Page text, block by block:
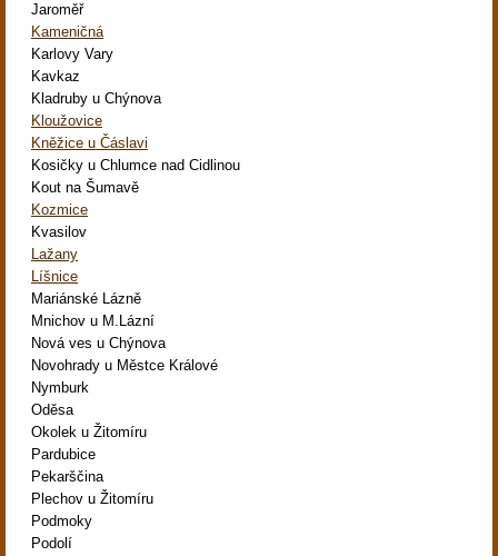
Jaroměř
Kameničná
Karlovy Vary
Kavkaz
Kladruby u Chýnova
Kloužovice
Kněžice u Čáslavi
Kosičky u Chlumce nad Cidlinou
Kout na Šumavě
Kozmice
Kvasilov
Lažany
Líšnice
Mariánské Lázně
Mnichov u M.Lázní
Nová ves u Chýnova
Novohrady u Městce Králové
Nymburk
Oděsa
Okolek u Žitomíru
Pardubice
Pekarščina
Plechov u Žitomíru
Podmoky
Podolí